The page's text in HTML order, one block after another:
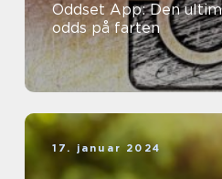
Oddset App: Den
odds på farten
17. januar 2024